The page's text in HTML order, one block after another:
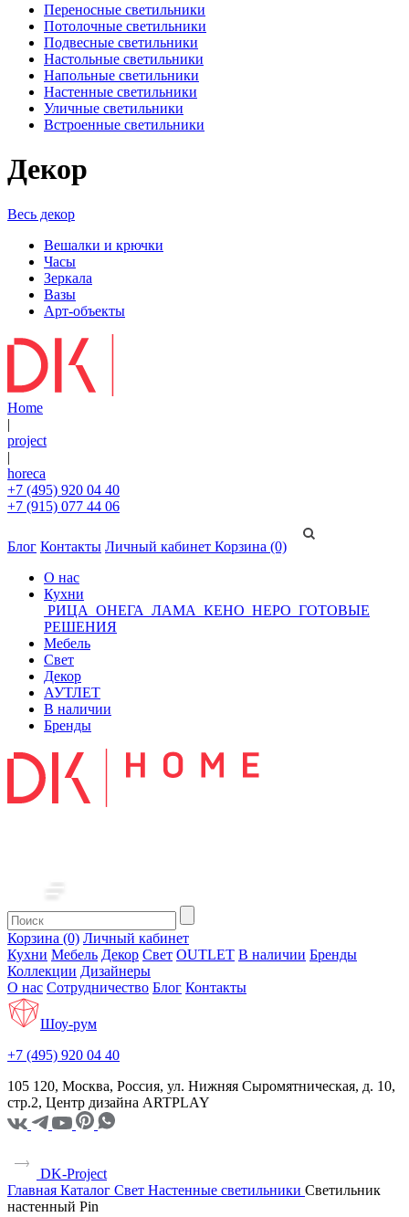
Переносные светильники
Потолочные светильники
Подвесные светильники
Настольные светильники
Напольные светильники
Настенные светильники
Уличные светильники
Встроенные светильники
Декор
Весь декор
Вешалки и крючки
Часы
Зеркала
Вазы
Арт-объекты
Home
|
project
|
horeca
+7 (495) 920 04 40
+7 (915) 077 44 06
Блог Контакты Личный кабинет Корзина (0)
О нас
Кухни
РИЦА ОНЕГА ЛАМА КЕНО НЕРО ГОТОВЫЕ
РЕШЕНИЯ
Мебель
Свет
Декор
АУТЛЕТ
В наличии
Бренды
Корзина (0) Личный кабинет
Кухни Мебель Декор Свет OUTLET В наличии Бренды
Коллекции Дизайнеры
О нас Сотрудничество Блог Контакты
Шоу-рум
+7 (495) 920 04 40
105 120, Москва, Россия, ул. Нижняя Сыромятническая, д. 10,
стр.2, Центр дизайна ARTPLAY
DK-Project
Главная Каталог Свет Настенные светильники Светильник
настенный Pin